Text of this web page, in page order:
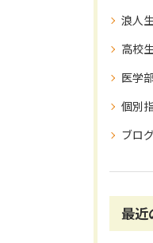
浪人
高校
医学部
個別
ブロ
最近